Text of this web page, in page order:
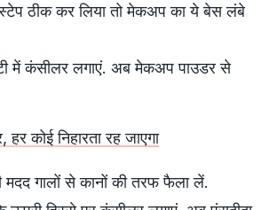
ठीक कर लिया तो मेकअप का ये बेस लंबे
में कंसीलर लगाएं. अब मेकअप पाउडर से
कोई निहारता रह जाएगा
गालों से कानों की तरफ फैला लें.